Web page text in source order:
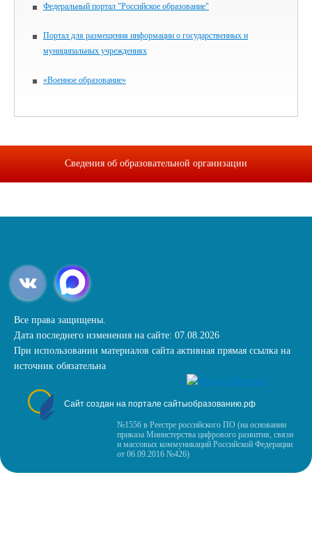
Федеральный портал "Российское образование"
Портал для размещения информации о государственных и
муниципальных учреждениях
«Военное образование»
Сведения об образовательной организации
Все права защищены.
Дата последнего изменения на сайте: 07.08.2026
При использовании материалов сайта активная прямая ссылка на
источник обязательна
Сайт создан на портале сайтыобразованию.рф
№1556 в Реестре российского ПО (на основании
приказа Министерства цифрового развития, связи
и массовых коммуникаций Российской Федерации
от 06.09.2016 №426)